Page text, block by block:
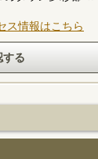
ス情報はこちら